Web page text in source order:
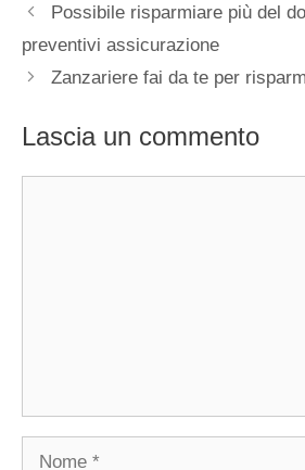
Possibile risparmiare più del
preventivi assicurazione
Zanzariere fai da te per
Lascia un commento
Nome